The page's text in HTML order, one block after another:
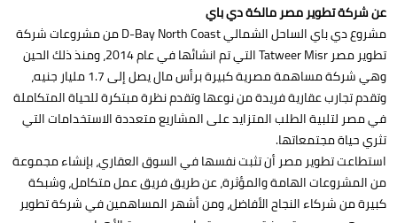
عن شركة تطوير مصر مالكة دي باي
مشروع دي باي الساحل الشمالي D-Bay North Coast من مشروعات شركة
تطوير مصر Tatweer Misr التي تم انشائها في عام 2014، ومنذ ذلك الحين
وهي شركة مساهمة مصرية كبيرة برأس مال يصل إلى 1.7 مليار جنيه،
وتقدم تجارب عقارية فريدة من نوعها وتقدم نظرة مبتكرة للحياة المتكاملة
في مصر لتلبية الطلب المتزايد على المشاريع متعددة الاستخدامات التي
تثري حياة مجتمعاتها.
استطاعت تطوير مصر أن تثبت نفسها في السوق العقاري، بإنشاء مجموعة
من المشروعات الهامة والمؤثرة، عن طريق فريق عمل متكامل، وشبكة
كبيرة من شركاء النجاح الأفاضل، ومن أشهر المساهمين في شركة تطوير